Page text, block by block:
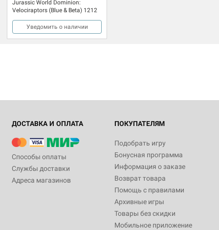
Jurassic World Dominion:
Velociraptors (Blue & Beta) 1212
Уведомить о наличии
ДОСТАВКА И ОПЛАТА
Способы оплаты
Службы доставки
Адреса магазинов
ПОКУПАТЕЛЯМ
Подобрать игру
Бонусная программа
Информация о заказе
Возврат товара
Помощь с правилами
Архивные игры
Товары без скидки
Мобильное приложение